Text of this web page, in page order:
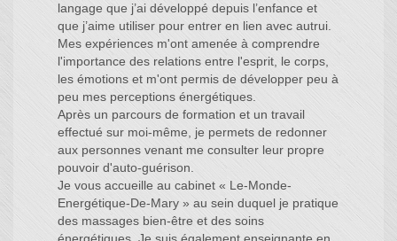
langage que j’ai développé depuis l’enfance et
que j’aime utiliser pour entrer en lien avec autrui.
Mes expériences m'ont amenée à comprendre
l'importance des relations entre l'esprit, le corps,
les émotions et m'ont permis de développer peu à
peu mes perceptions énergétiques.
Après un parcours de formation et un travail
effectué sur moi-même, je permets de redonner
aux personnes venant me consulter leur propre
pouvoir d'auto-guérison.
Je vous accueille au cabinet « Le-Monde-
Energétique-De-Mary » au sein duquel je pratique
des massages bien-être et des soins